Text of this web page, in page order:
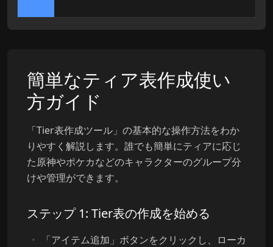
簡単なティア表作成使い
方ガイド
「Tier表作成ツール」の基本的な操作方法をわか
りやすく解説します。誰でも簡単にティアに応じ
た原神やポケカなどのキャラクターのグループ分
けや管理ができます。
ステップ 1: Tier表の作成を始める
「アイテム追加」ボタンをクリックし、ローカ